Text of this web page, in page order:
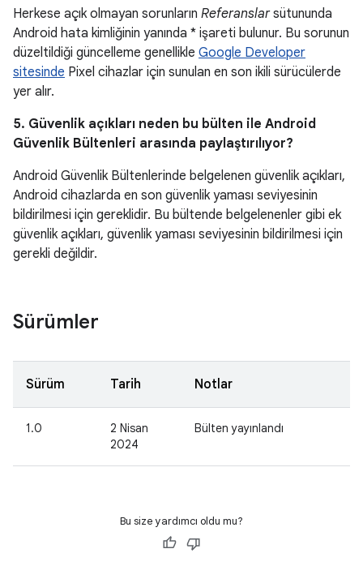
Herkese açık olmayan sorunların Referanslarsütununda
Android hata kimliğinin yanında * işareti bulunur. Bu sorunun
düzeltildiği güncelleme genellikle Google Developer
sitesinde Pixel cihazlar için sunulan en son ikili sürücülerde
yer alır.
5. Güvenlik açıkları neden bu bülten ile Android
Güvenlik Bültenleri arasında paylaştırılıyor?
Android Güvenlik Bültenlerinde belgelenen güvenlik açıkları,
Android cihazlarda en son güvenlik yaması seviyesinin
bildirilmesi için gereklidir. Bu bültende belgelenenler gibi ek
güvenlik açıkları, güvenlik yaması seviyesinin bildirilmesi için
gerekli değildir.
Sürümler
Sürüm Tarih Notlar
1.0
2 Nisan
2024
Bülten yayınlandı
Bu size yardımcı oldu mu?